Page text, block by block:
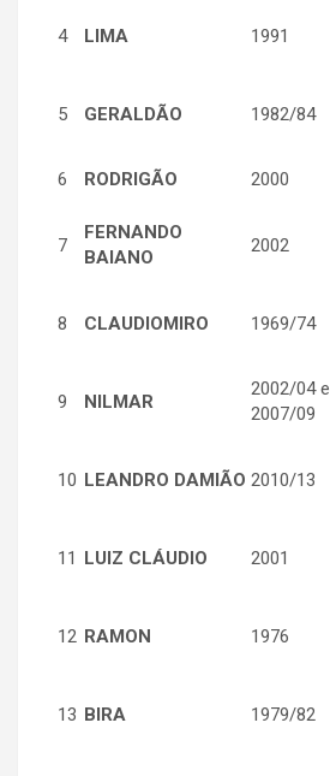
4 LIMA 1991
5 GERALDÃO 1982/84
6 RODRIGÃO 2000
7
FERNANDO
BAIANO
2002
8 CLAUDIOMIRO 1969/74
9 NILMAR
2002/04 e
2007/09
10 LEANDRO DAMIÃO 2010/13
11 LUIZ CLÁUDIO 2001
12 RAMON 1976
13 BIRA 1979/82